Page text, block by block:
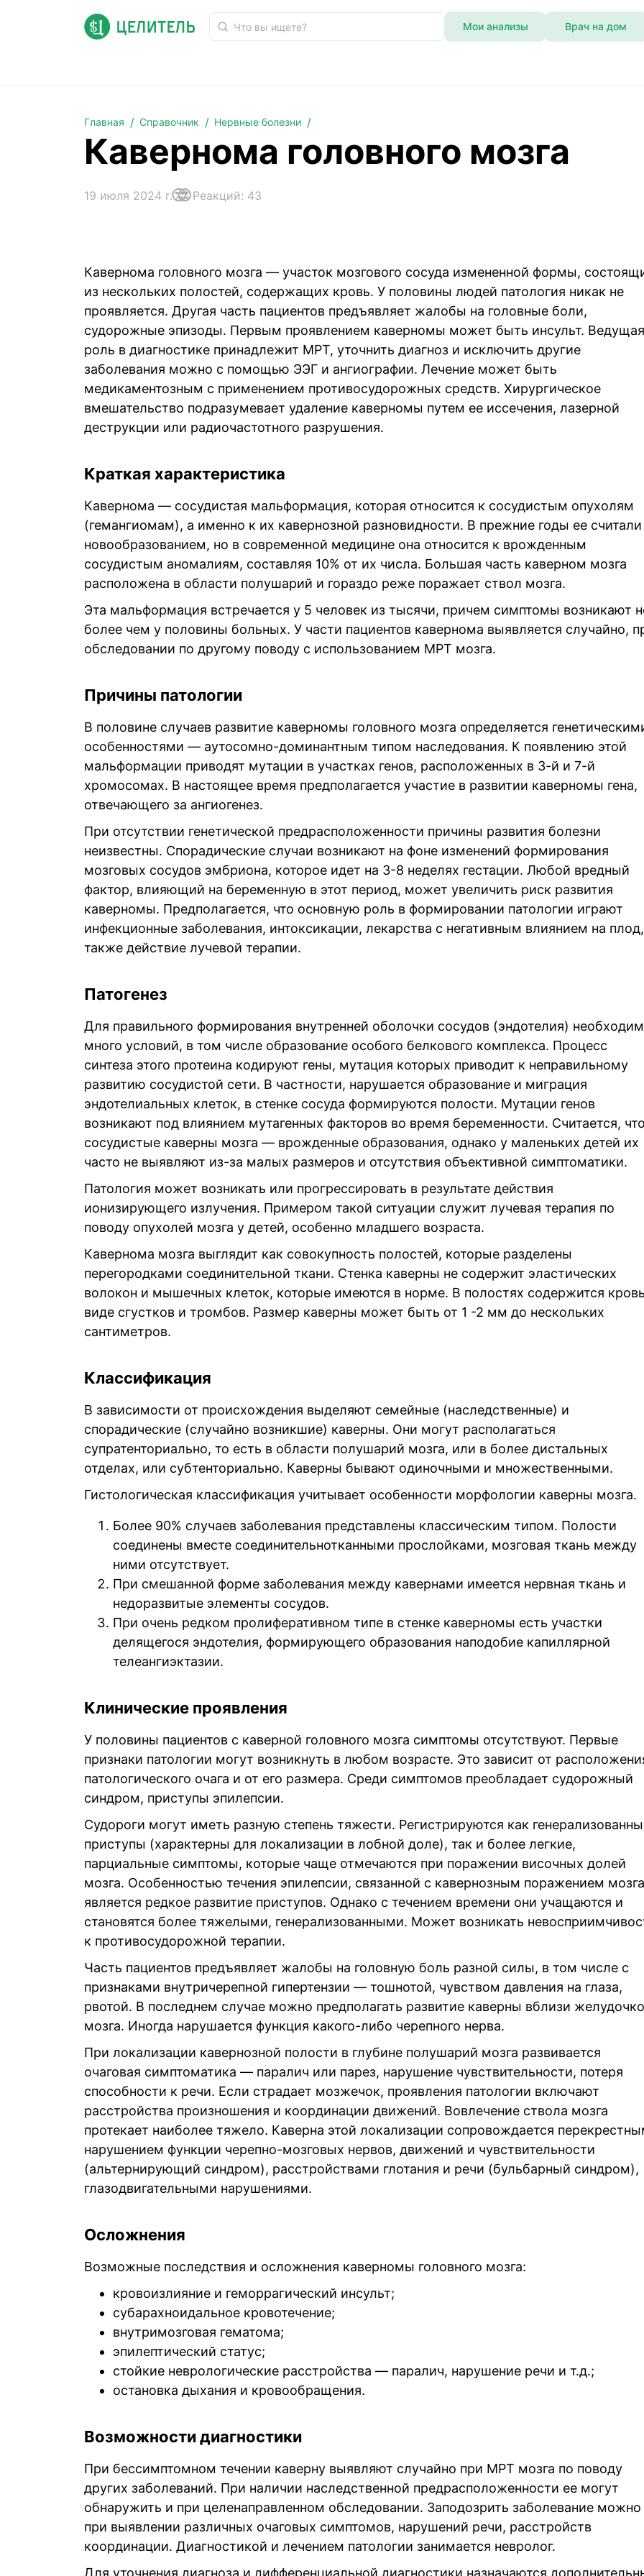
Мои анализы Врач на дом
Главная Справочник Нервные болезни
Кавернома головного мозга
Кавернома головного мозга
19 июля 2024 г. Реакций: 43
Кавернома головного мозга — участок мозгового сосуда измененной формы,
из нескольких полостей, содержащих кровь. У половины людей патология никак не
проявляется. Другая часть пациентов предъявляет жалобы на головные боли,
судорожные эпизоды. Первым проявлением каверномы может быть инсульт. Ведущая
роль в диагностике принадлежит МРТ, уточнить диагноз и исключить другие
заболевания можно с помощью ЭЭГ и ангиографии. Лечение может быть
медикаментозным с применением противосудорожных средств. Хирургическое
вмешательство подразумевает удаление каверномы путем ее иссечения, лазерной
деструкции или радиочастотного разрушения.
Краткая характеристика
Кавернома — сосудистая мальформация, которая относится к сосудистым опухолям
(гемангиомам), а именно к их кавернозной разновидности. В прежние годы ее считали
новообразованием, но в современной медицине она относится к врожденным
сосудистым аномалиям, составляя 10% от их числа. Большая часть каверном мозга
расположена в области полушарий и гораздо реже поражает ствол мозга.
Эта мальформация встречается у 5 человек из тысячи, причем симптомы возникают
более чем у половины больных. У части пациентов кавернома выявляется случайно,
обследовании по другому поводу с использованием МРТ мозга.
Причины патологии
В половине случаев развитие каверномы головного мозга определяется
особенностями — аутосомно-доминантным типом наследования. К появлению этой
мальформации приводят мутации в участках генов, расположенных в 3-й и 7-й
хромосомах. В настоящее время предполагается участие в развитии каверномы гена,
отвечающего за ангиогенез.
При отсутствии генетической предрасположенности причины развития болезни
неизвестны. Спорадические случаи возникают на фоне изменений формирования
мозговых сосудов эмбриона, которое идет на 3-8 неделях гестации. Любой вредный
фактор, влияющий на беременную в этот период, может увеличить риск развития
каверномы. Предполагается, что основную роль в формировании патологии играют
инфекционные заболевания, интоксикации, лекарства с негативным влиянием на
также действие лучевой терапии.
Патогенез
Для правильного формирования внутренней оболочки сосудов (эндотелия)
много условий, в том числе образование особого белкового комплекса. Процесс
синтеза этого протеина кодируют гены, мутация которых приводит к неправильному
развитию сосудистой сети. В частности, нарушается образование и миграция
эндотелиальных клеток, в стенке сосуда формируются полости. Мутации генов
возникают под влиянием мутагенных факторов во время беременности. Считается,
сосудистые каверны мозга — врожденные образования, однако у маленьких детей их
часто не выявляют из-за малых размеров и отсутствия объективной симптоматики.
Патология может возникать или прогрессировать в результате действия
ионизирующего излучения. Примером такой ситуации служит лучевая терапия по
поводу опухолей мозга у детей, особенно младшего возраста.
Кавернома мозга выглядит как совокупность полостей, которые разделены
перегородками соединительной ткани. Стенка каверны не содержит эластических
волокон и мышечных клеток, которые имеются в норме. В полостях содержится
виде сгустков и тромбов. Размер каверны может быть от 1 -2 мм до нескольких
сантиметров.
Классификация
В зависимости от происхождения выделяют семейные (наследственные) и
спорадические (случайно возникшие) каверны. Они могут располагаться
супратенториально, то есть в области полушарий мозга, или в более дистальных
отделах, или субтенториально. Каверны бывают одиночными и множественными.
Гистологическая классификация учитывает особенности морфологии каверны мозга.
Более 90% случаев заболевания представлены классическим типом. Полости
соединены вместе соединительнотканными прослойками, мозговая ткань между
ними отсутствует.
При смешанной форме заболевания между кавернами имеется нервная ткань и
недоразвитые элементы сосудов.
При очень редком пролиферативном типе в стенке каверномы есть участки
делящегося эндотелия, формирующего образования наподобие капиллярной
телеангиэктазии.
Клинические проявления
У половины пациентов с каверной головного мозга симптомы отсутствуют. Первые
признаки патологии могут возникнуть в любом возрасте. Это зависит от
патологического очага и от его размера. Среди симптомов преобладает судорожный
синдром, приступы эпилепсии.
Судороги могут иметь разную степень тяжести. Регистрируются как
приступы (характерны для локализации в лобной доле), так и более легкие,
парциальные симптомы, которые чаще отмечаются при поражении височных долей
мозга. Особенностью течения эпилепсии, связанной с кавернозным поражением
является редкое развитие приступов. Однако с течением времени они учащаются и
становятся более тяжелыми, генерализованными. Может возникать
к противосудорожной терапии.
Часть пациентов предъявляет жалобы на головную боль разной силы, в том числе с
признаками внутричерепной гипертензии — тошнотой, чувством давления на глаза,
рвотой. В последнем случае можно предполагать развитие каверны вблизи
мозга. Иногда нарушается функция какого-либо черепного нерва.
При локализации кавернозной полости в глубине полушарий мозга развивается
очаговая симптоматика — паралич или парез, нарушение чувствительности, потеря
способности к речи. Если страдает мозжечок, проявления патологии включают
расстройства произношения и координации движений. Вовлечение ствола мозга
протекает наиболее тяжело. Каверна этой локализации сопровождается
нарушением функции черепно-мозговых нервов, движений и чувствительности
(альтернирующий синдром), расстройствами глотания и речи (бульбарный синдром),
глазодвигательными нарушениями.
Осложнения
Возможные последствия и осложнения каверномы головного мозга:
кровоизлияние и геморрагический инсульт;
субарахноидальное кровотечение;
внутримозговая гематома;
эпилептический статус;
стойкие неврологические расстройства — паралич, нарушение речи и т.д.;
остановка дыхания и кровообращения.
Возможности диагностики
При бессимптомном течении каверну выявляют случайно при МРТ мозга по поводу
других заболеваний. При наличии наследственной предрасположенности ее могут
обнаружить и при целенаправленном обследовании. Заподозрить заболевание можно
при выявлении различных очаговых симптомов, нарушений речи, расстройств
координации. Диагностикой и лечением патологии занимается невролог.
Для уточнения диагноза и дифференциальной диагностики назначаются